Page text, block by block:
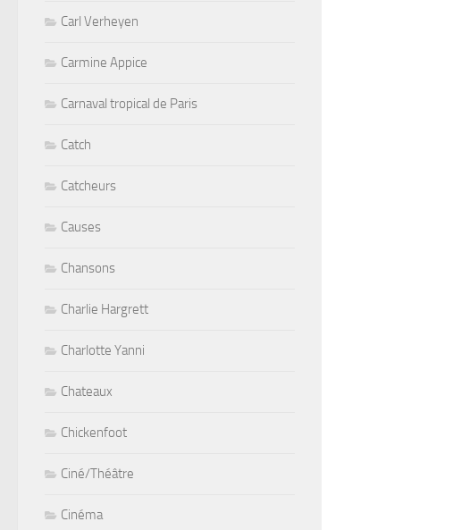
Carl Verheyen
Carmine Appice
Carnaval tropical de Paris
Catch
Catcheurs
Causes
Chansons
Charlie Hargrett
Charlotte Yanni
Chateaux
Chickenfoot
Ciné/Théâtre
Cinéma